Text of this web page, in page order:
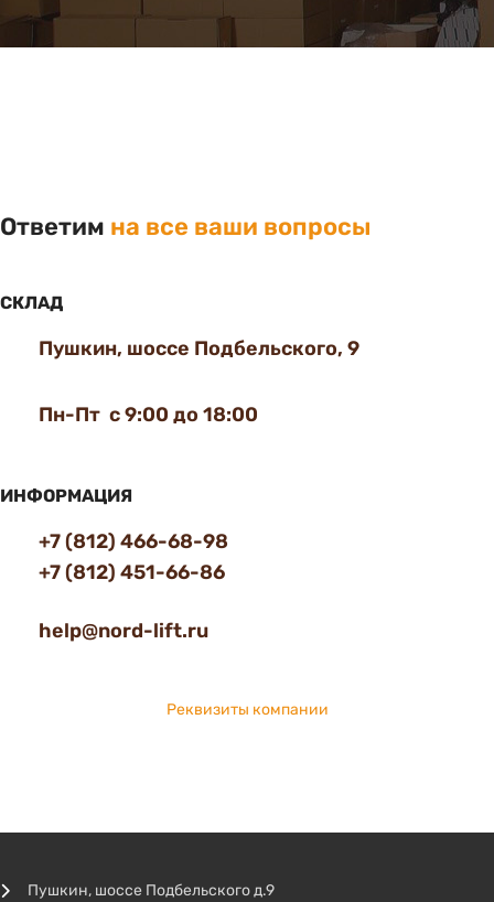
Ответим на все ваши вопросы
СКЛАД
Пушкин, шоссе Подбельского, 9
Пн-Пт с 9:00 до 18:00
ИНФОРМАЦИЯ
+7 (812) 466-68-98
+7 (812) 451-66-86
help@nord-lift.ru
Реквизиты компании
Пушкин, шоссе Подбельского д.9